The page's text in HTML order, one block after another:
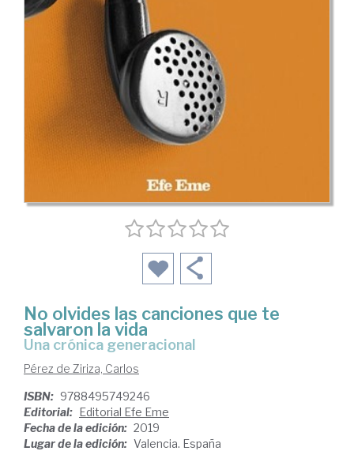
No olvides las canciones que te
salvaron la vida
una crónica generacional
Pérez de Ziriza, Carlos
ISBN: 9788495749246
Editorial: Editorial Efe Eme
Fecha de la edición: 2019
Lugar de la edición: Valencia. España